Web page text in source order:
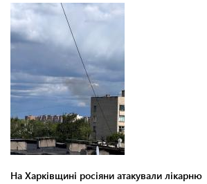
На Харківщині росіяни атакували лікарню